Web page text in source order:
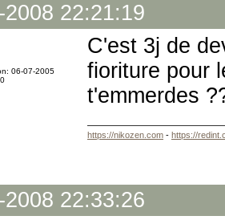
2008 22:21:19
06-07-2005
C'est 3j de
fioriture pour
t'emmerdes
https://nikozen.com - https://
2008 22:33:26